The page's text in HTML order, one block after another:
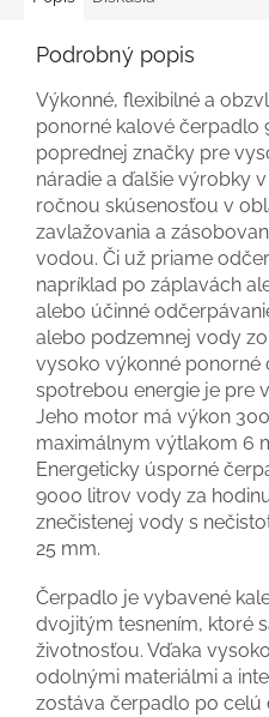
Podrobný popis
Výkonné, flexibilné a
ponorné kalové čerpadlo
poprednej značky pre
náradie a ďalšie výrobky
ročnou skúsenosťou v
zavlažovania a
vodou. Či už priame
napríklad po záplavách
alebo účinné
alebo podzemnej vody
vysoko výkonné ponorné
spotrebou energie je pre
Jeho motor má výkon
maximálnym výtlakom 6
Energeticky úsporné
9000 litrov vody za
znečistenej vody s
25 mm.
Čerpadlo je vybavené
dvojitým tesnením, ktoré
životnosťou. Vďaka
odolnými materiálmi a
zostáva čerpadlo po celú